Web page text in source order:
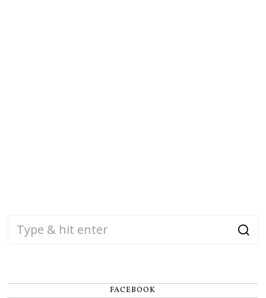
FACEBOOK